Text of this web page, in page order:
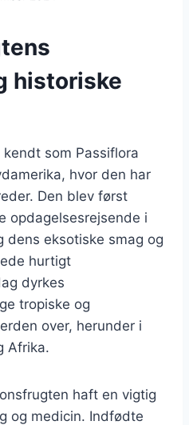
historiske
som Passiflora
hvor den har
Den blev først
opdagelsesrejsende i
dens eksotiske smag og
hurtigt
dyrkes
tropiske og
over, herunder i
Afrika.
haft en vigtig
og medicin. Indfødte